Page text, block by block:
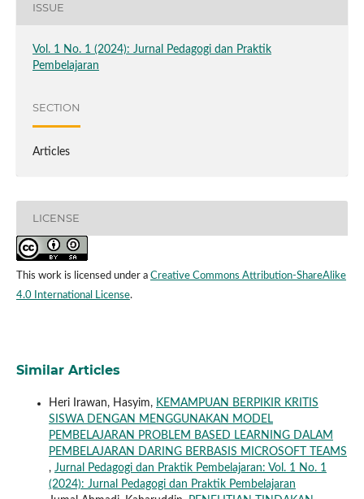
ISSUE
Vol. 1 No. 1 (2024): Jurnal Pedagogi dan Praktik
Pembelajaran
SECTION
Articles
LICENSE
This work is licensed under a Creative Commons Attribution-ShareAlike
4.0 International License.
Similar Articles
Heri Irawan, Hasyim, KEMAMPUAN BERPIKIR KRITIS
SISWA DENGAN MENGGUNAKAN MODEL
PEMBELAJARAN PROBLEM BASED LEARNING DALAM
PEMBELAJARAN DARING BERBASIS MICROSOFT TEAMS
, Jurnal Pedagogi dan Praktik Pembelajaran: Vol. 1 No. 1
(2024): Jurnal Pedagogi dan Praktik Pembelajaran